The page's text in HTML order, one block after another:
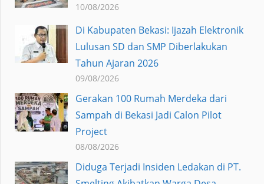
10/08/2026
Di Kabupaten Bekasi: Ijazah Elektronik
Lulusan SD dan SMP Diberlakukan
Tahun Ajaran 2026
09/08/2026
Gerakan 100 Rumah Merdeka dari
Sampah di Bekasi Jadi Calon Pilot
Project
08/08/2026
Diduga Terjadi Insiden Ledakan di PT.